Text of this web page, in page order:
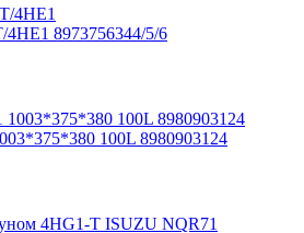
8973756344/5/6
100L 8980903124